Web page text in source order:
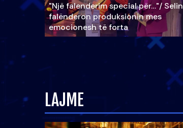
"Një falenderim special për…"/ Selin
falënderon produksionin mes
emocionesh të forta
LAJME